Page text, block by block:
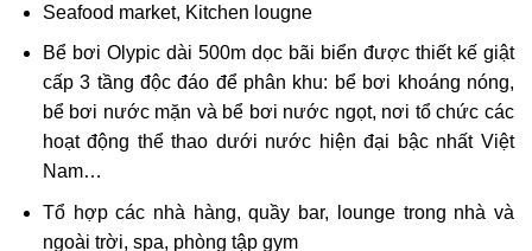
Seafood market, Kitchen lougne
Bể bơi Olypic dài 500m dọc bãi biển được thiết kế giật
cấp 3 tầng độc đáo để phân khu: bể bơi khoáng nóng,
bể bơi nước mặn và bể bơi nước ngọt, nơi tổ chức các
hoạt động thể thao dưới nước hiện đại bậc nhất Việt
Nam…
Tổ hợp các nhà hàng, quầy bar, lounge trong nhà và
ngoài trời, spa, phòng tập gym